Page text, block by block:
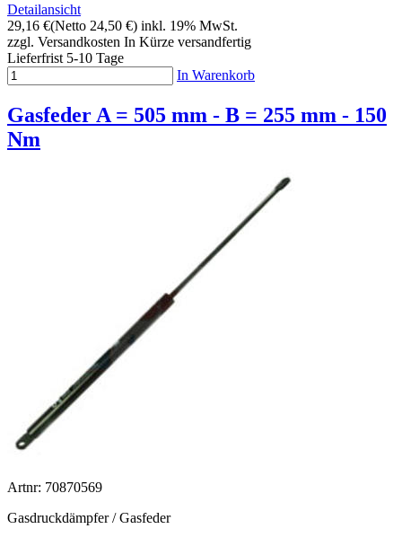
Detailansicht
29,16 €(Netto 24,50 €) inkl. 19% MwSt.
zzgl. Versandkosten In Kürze versandfertig
Lieferfrist 5-10 Tage
In Warenkorb
Gasfeder A = 505 mm - B = 255 mm - 150
Nm
Artnr: 70870569
Gasdruckdämpfer / Gasfeder